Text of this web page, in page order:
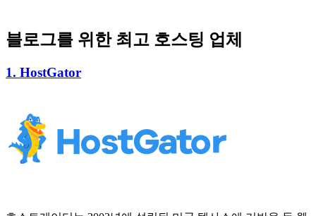
블로그를 위한 최고 호스팅 업체
1. HostGator